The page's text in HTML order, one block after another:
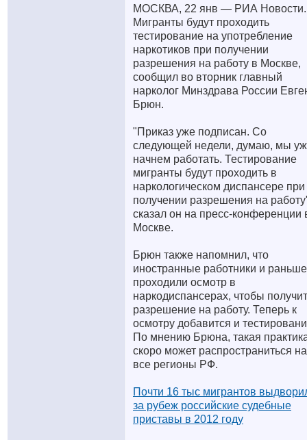
МОСКВА, 22 янв — РИА Новости.
Мигранты будут проходить
тестирование на употребление
наркотиков при получении
разрешения на работу в Москве,
сообщил во вторник главный
нарколог Минздрава России
Брюн.
"Приказ уже подписан. Со
следующей недели, думаю, мы
начнем работать. Тестирование
мигранты будут проходить в
наркологическом диспансере при
получении разрешения на
сказал он на пресс-конференции
Москве.
Брюн также напомнил, что
иностранные работники и раньше
проходили осмотр в
наркодиспансерах, чтобы
разрешение на работу. Теперь к
осмотру добавится и
По мнению Брюна, такая
скоро может распространиться на
все регионы РФ.
Почти 16 тыс мигрантов
за рубеж российские судебные
приставы в 2012 году